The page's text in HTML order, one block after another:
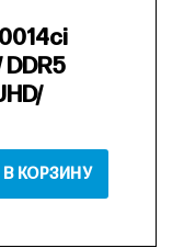
DDR5
В КОРЗИНУ